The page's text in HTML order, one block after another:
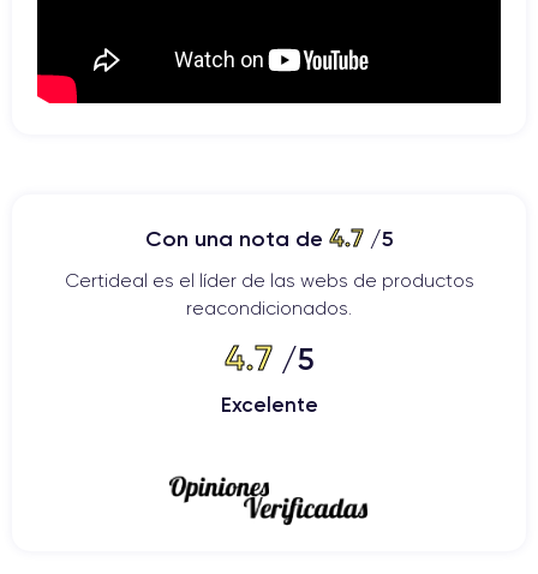
Con una nota de 4.7/5
Certideal es el líder de las webs de productos
reacondicionados.
4.7/5
Excelente